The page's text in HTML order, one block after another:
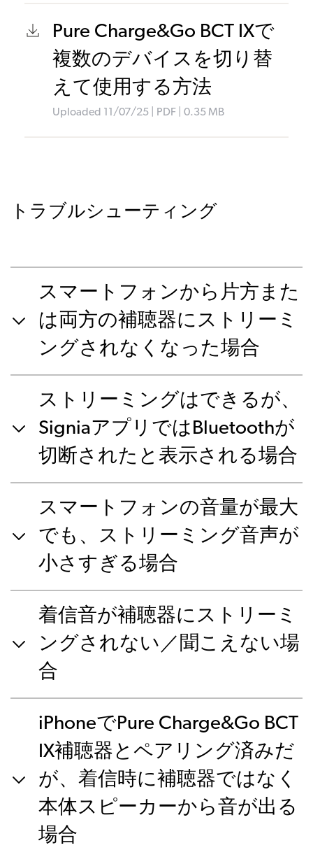
Pure Charge&Go BCT IXで
複数のデバイスを切り替
えて使用する方法
Uploaded 11/07/25 PDF | 0.35 MB
トラブルシューティング
スマートフォンから片方また
は両方の補聴器にストリーミ
ングされなくなった場合
ストリーミングはできるが、
SigniaアプリではBluetoothが
切断されたと表示される場合
スマートフォンの音量が最大
でも、ストリーミング音声が
小さすぎる場合
着信音が補聴器にストリーミ
ングされない／聞こえない場
合
iPhoneでPure Charge&Go BCT
IX補聴器とペアリング済みだ
が、着信時に補聴器ではなく
本体スピーカーから音が出る
場合